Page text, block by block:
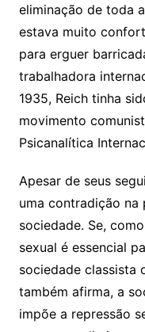
eliminação de toda
estava muito
para erguer
trabalhadora
1935, Reich tinha
movimento
Psicanalítica
Apesar de seus
uma contradição na
sociedade. Se,
sexual é essencial
sociedade classista
também afirma, a
impõe a repressão